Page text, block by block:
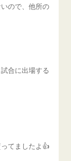
ので、他所の
合に出場する
てましたよ👍